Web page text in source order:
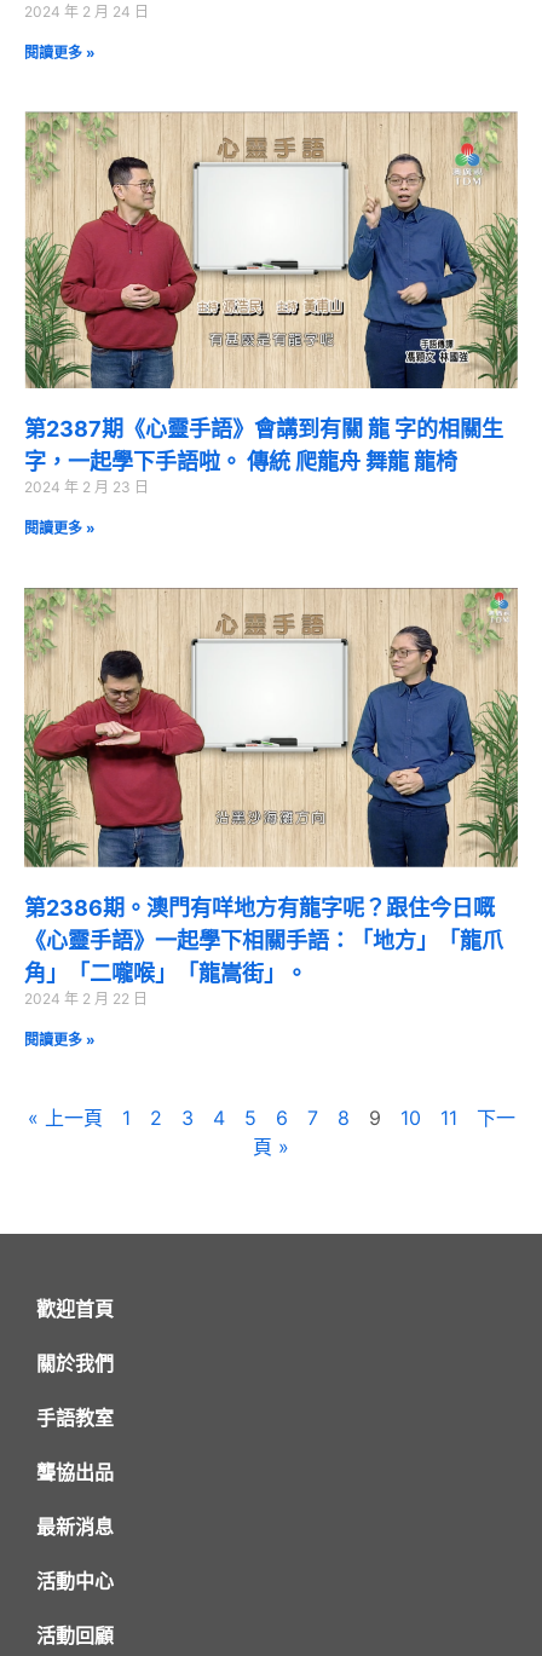
2024 年 2 月 24 日
閱讀更多 »
第2387期《心靈手語》會講到有關 龍 字的相關生
字，一起學下手語啦。 傳統 爬龍舟 舞龍 龍椅
2024 年 2 月 23 日
閱讀更多 »
第2386期。澳門有咩地方有龍字呢？跟住今日嘅
《心靈手語》一起學下相關手語：「地方」「龍爪
角」「二嚨喉」「龍嵩街」。
2024 年 2 月 22 日
閱讀更多 »
« 上一頁 1 2 3 4 5 6 7 8 9 10 11
下一
頁 »
歡迎首頁
關於我們
手語教室
聾協出品
最新消息
活動中心
活動回顧